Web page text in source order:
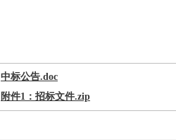
中标公告.doc
附件1：招标文件.zip